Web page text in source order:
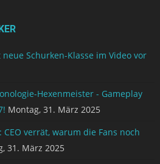
Schurken-Klasse im Video vor
Hexenmeister - Gameplay
Montag, 31. März 2025
CEO verrät, warum die Fans noch
31. März 2025